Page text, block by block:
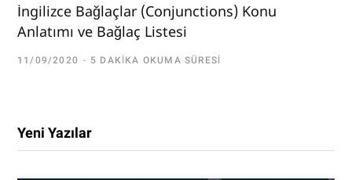
İngilizce Bağlaçlar (Conjunctions) Konu
Anlatımı ve Bağlaç Listesi
11/09/2020 5 DAKIKA OKUMA SÜRESI
Yeni Yazılar